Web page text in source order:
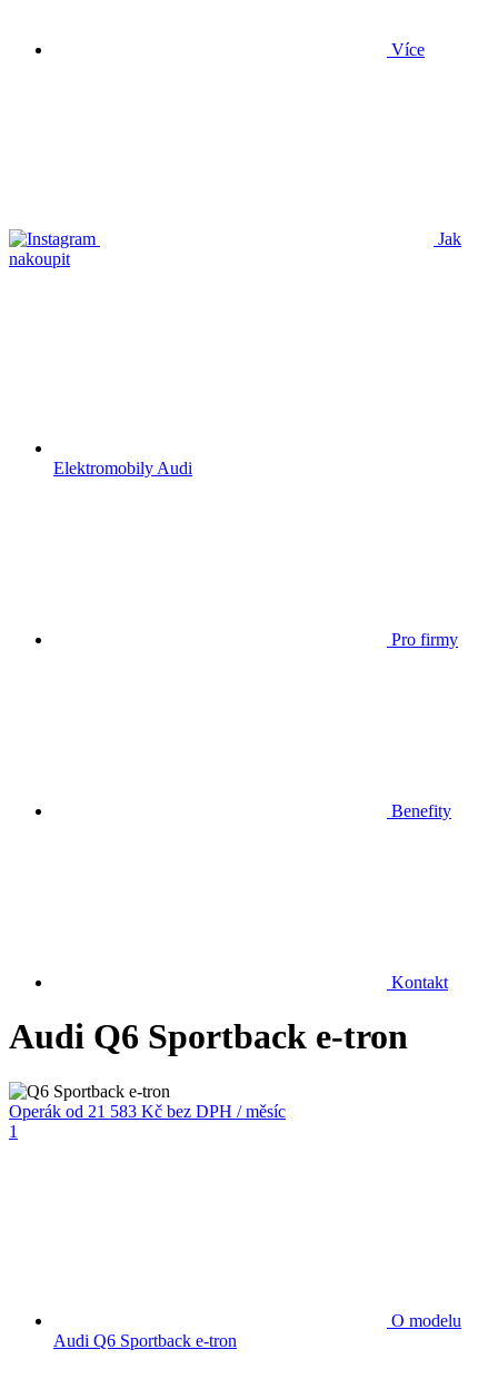
Více
Jak
nakoupit
Elektromobily Audi
Pro firmy
Benefity
Kontakt
Audi Q6 Sportback e-tron
Operák od 21 583 Kč bez DPH / měsíc
1
O modelu
Audi Q6 Sportback e-tron